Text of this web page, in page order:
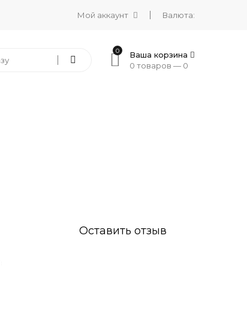
Мой аккаунт Валюта:
0
Ваша корзина
0 товаров — 0
Оставить отзыв